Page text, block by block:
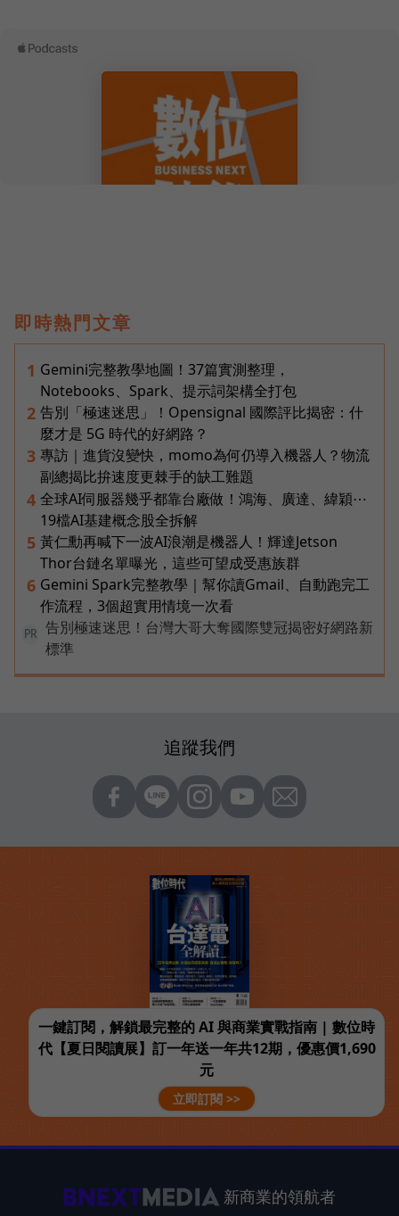
即時熱門文章
1 Gemini完整教學地圖！37篇實測整理，
Notebooks、Spark、提示詞架構全打包
2 告別「極速迷思」！Opensignal 國際評比揭密：什
麼才是 5G 時代的好網路？
3 專訪｜進貨沒變快，momo為何仍導入機器人？物流
副總揭比拚速度更棘手的缺工難題
4 全球AI伺服器幾乎都靠台廠做！鴻海、廣達、緯穎⋯
19檔AI基建概念股全拆解
5 黃仁勳再喊下一波AI浪潮是機器人！輝達Jetson
Thor台鏈名單曝光，這些可望成受惠族群
6 Gemini Spark完整教學｜幫你讀Gmail、自動跑完工
作流程，3個超實用情境一次看
PR
告別極速迷思！台灣大哥大奪國際雙冠揭密好網路新
標準
追蹤我們
一鍵訂閱，解鎖最完整的 AI 與商業實戰指南 | 數位時
代【夏日閱讀展】訂一年送一年共12期，優惠價1,690
元
立即訂閱 >>
新商業的領航者